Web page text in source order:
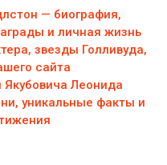
— биография,
и личная жизнь
звезды Голливуда,
сайта
Якубовича Леонида
уникальные факты и